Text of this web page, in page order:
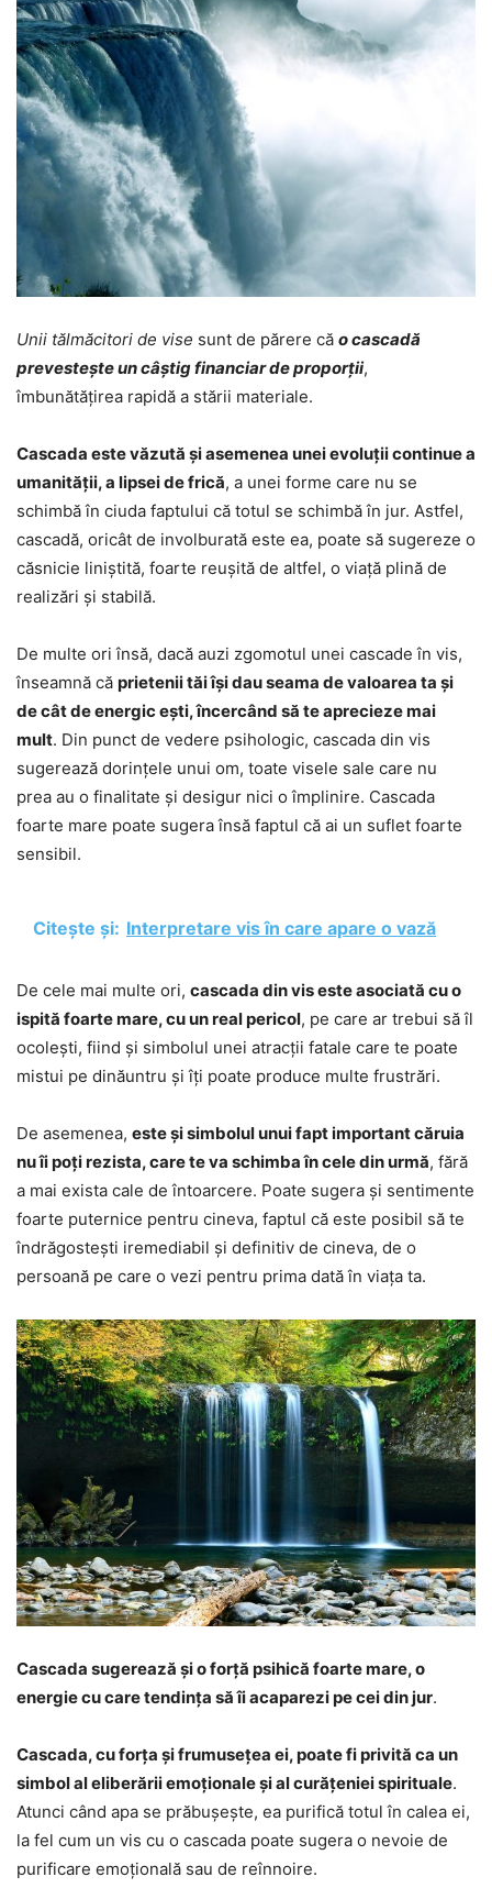
Unii tălmăcitori de vise sunt de părere că o cascadă
prevestește un câștig financiar de proporții,
îmbunătățirea rapidă a stării materiale.
Cascada este văzută și asemenea unei evoluții continue a
umanității, a lipsei de frică, a unei forme care nu se
schimbă în ciuda faptului că totul se schimbă în jur. Astfel,
cascadă, oricât de involburată este ea, poate să sugereze o
căsnicie liniștită, foarte reușită de altfel, o viață plină de
realizări și stabilă.
De multe ori însă, dacă auzi zgomotul unei cascade în vis,
înseamnă că prietenii tăi își dau seama de valoarea ta și
de cât de energic ești, încercând să te aprecieze mai
mult. Din punct de vedere psihologic, cascada din vis
sugerează dorințele unui om, toate visele sale care nu
prea au o finalitate și desigur nici o împlinire. Cascada
foarte mare poate sugera însă faptul că ai un suflet foarte
sensibil.
Citește și: Interpretare vis în care apare o vază
De cele mai multe ori, cascada din vis este asociată cu o
ispită foarte mare, cu un real pericol, pe care ar trebui să îl
ocolești, fiind și simbolul unei atracții fatale care te poate
mistui pe dinăuntru și îți poate produce multe frustrări.
De asemenea, este și simbolul unui fapt important căruia
nu îi poți rezista, care te va schimba în cele din urmă, fără
a mai exista cale de întoarcere. Poate sugera și sentimente
foarte puternice pentru cineva, faptul că este posibil să te
îndrăgostești iremediabil și definitiv de cineva, de o
persoană pe care o vezi pentru prima dată în viața ta.
Cascada sugerează și o forță psihică foarte mare, o
energie cu care tendința să îi acaparezi pe cei din jur.
Cascada, cu forța și frumusețea ei, poate fi privită ca un
simbol al eliberării emoționale și al curățeniei spirituale.
Atunci când apa se prăbușește, ea purifică totul în calea ei,
la fel cum un vis cu o cascada poate sugera o nevoie de
purificare emoțională sau de reînnoire.